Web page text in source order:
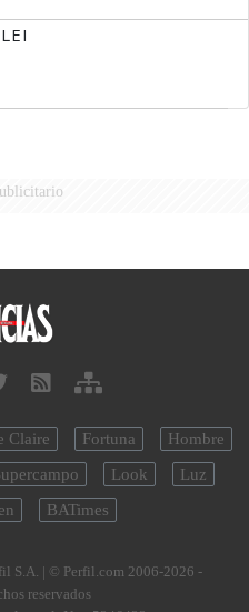
Claire Fortuna
Hombre
Look
Luz
BATimes
S.A. | © Perfil.com 2006-2026 -
reservados